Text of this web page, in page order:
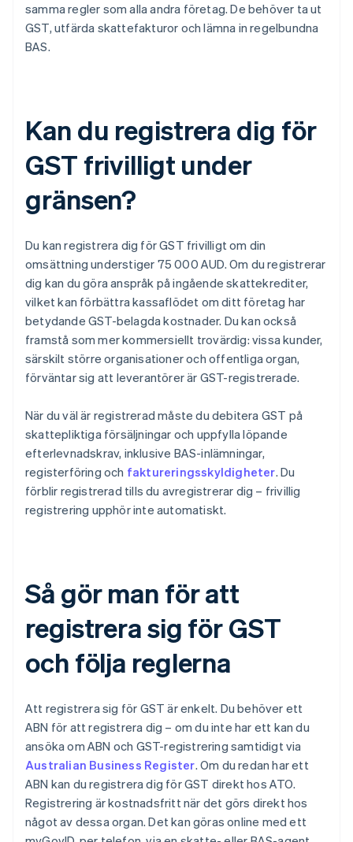
samma regler som alla andra företag. De behöver ta ut
GST, utfärda skattefakturor och lämna in regelbundna
BAS.
Kan du registrera dig för
GST frivilligt under
gränsen?
Du kan registrera dig för GST frivilligt om din
omsättning understiger 75 000 AUD. Om du registrerar
dig kan du göra anspråk på ingående skattekrediter,
vilket kan förbättra kassaflödet om ditt företag har
betydande GST-belagda kostnader. Du kan också
framstå som mer kommersiellt trovärdig: vissa kunder,
särskilt större organisationer och offentliga organ,
förväntar sig att leverantörer är GST-registrerade.
När du väl är registrerad måste du debitera GST på
skattepliktiga försäljningar och uppfylla löpande
efterlevnadskrav, inklusive BAS-inlämningar,
registerföring och faktureringsskyldigheter. Du
förblir registrerad tills du avregistrerar dig – frivillig
registrering upphör inte automatiskt.
Så gör man för att
registrera sig för GST
och följa reglerna
Att registrera sig för GST är enkelt. Du behöver ett
ABN för att registrera dig – om du inte har ett kan du
ansöka om ABN och GST-registrering samtidigt via
Australian Business Register. Om du redan har ett
ABN kan du registrera dig för GST direkt hos ATO.
Registrering är kostnadsfritt när det görs direkt hos
något av dessa organ. Det kan göras online med ett